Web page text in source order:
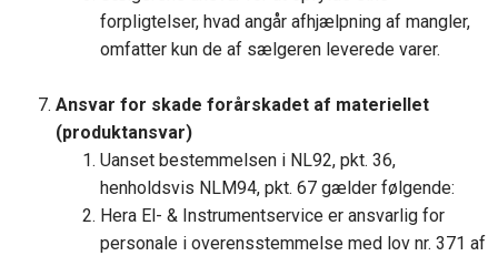
forpligtelser, hvad angår afhjælpning af mangler,
omfatter kun de af sælgeren leverede varer.
Ansvar for skade forårskadet af materiellet
(produktansvar)
Uanset bestemmelsen i NL92, pkt. 36,
henholdsvis NLM94, pkt. 67 gælder følgende:
Hera El- & Instrumentservice er ansvarlig for
personale i overensstemmelse med lov nr. 371 af